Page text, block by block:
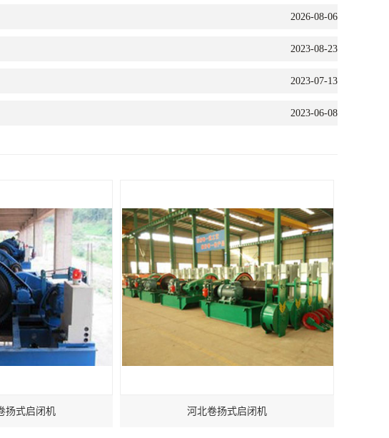
2026-08-06
2023-08-23
2023-07-13
2023-06-08
扬式启闭机 河北卷扬式启闭机